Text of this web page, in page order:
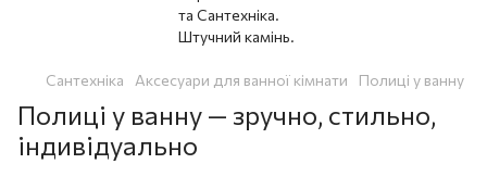
Сантехніка Аксесуари для ванної кімнати Полиці у ванну
Полиці у ванну — зручно, стильно,
індивідуально